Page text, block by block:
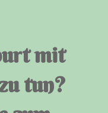
mit
tun?